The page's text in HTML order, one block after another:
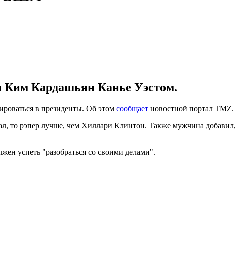
Ким Кардашьян Канье Уэстом.
в президенты. Об этом сообщает новостной портал TMZ.
то рэпер лучше, чем Хиллари Клинтон. Также мужчина добавил,
успеть "разобраться со своими делами".